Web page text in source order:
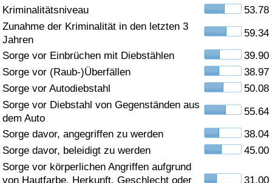
Kriminalitätsniveau
53.78
Zunahme der Kriminalität in den letzten 3
Jahren
59.34
Sorge vor Einbrüchen mit Diebstählen
39.90
Sorge vor (Raub-)Überfällen
38.97
Sorge vor Autodiebstahl
50.08
Sorge vor Diebstahl von Gegenständen aus
dem Auto
55.64
Sorge davor, angegriffen zu werden
38.04
Sorge davor, beleidigt zu werden
45.00
Sorge vor körperlichen Angriffen aufgrund
von Hautfarbe, Herkunft, Geschlecht oder
31.00
Kriminalitäts-Index
Kriminalitätsindex nach Land
Gesundheitsversorgung
Gesundheitsversorgungs-Index (aktuell)
Gesundheitsversorgungs-Index
Gesundheitsversorgungs-Index nach Land